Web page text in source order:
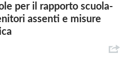
per il rapporto scuola-
assenti e misure